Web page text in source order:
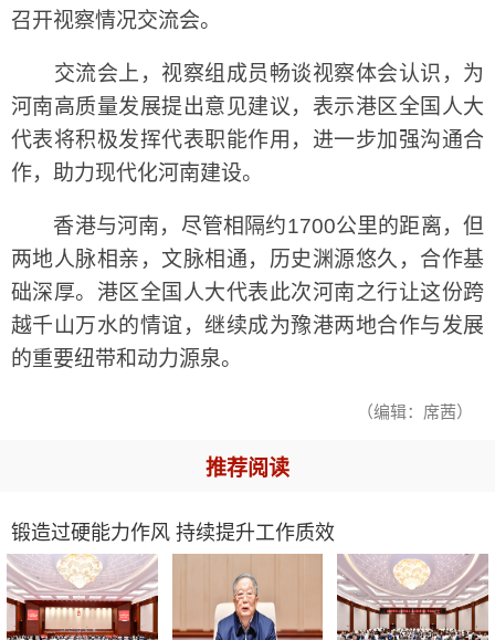
召开视察情况交流会。
交流会上，视察组成员畅谈视察体会认识，为
河南高质量发展提出意见建议，表示港区全国人大
代表将积极发挥代表职能作用，进一步加强沟通合
作，助力现代化河南建设。
香港与河南，尽管相隔约1700公里的距离，但
两地人脉相亲，文脉相通，历史渊源悠久，合作基
础深厚。港区全国人大代表此次河南之行让这份跨
越千山万水的情谊，继续成为豫港两地合作与发展
的重要纽带和动力源泉。
（编辑：席茜）
推荐阅读
锻造过硬能力作风 持续提升工作质效